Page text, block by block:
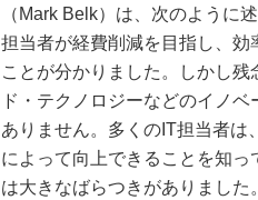
（Mark Belk）は、次のように
担当者が経費削減を目指し、
ことが分かりました。しかし
ド・テクノロジーなどのイノ
ありません。多くのIT担当者
によって向上できることを知
は大きなばらつきがありまし